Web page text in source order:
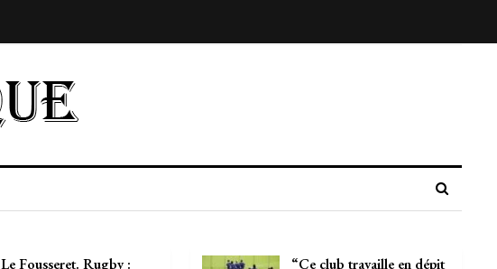
Le Fousseret. Rugby :
“Ce club travaille en dépit